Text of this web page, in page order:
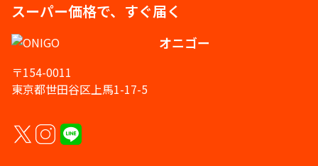
スーパー価格で、すぐ届く
オニゴー
〒154-0011
東京都世田谷区上馬1-17-5